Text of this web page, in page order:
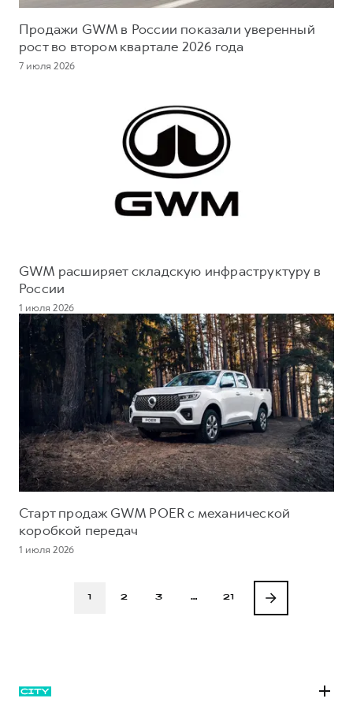
Продажи GWM в России показали уверенный
рост во втором квартале 2026 года
7 июля 2026
GWM расширяет складскую инфраструктуру в
России
1 июля 2026
Старт продаж GWM POER с механической
коробкой передач
1 июля 2026
1 2 3 … 21